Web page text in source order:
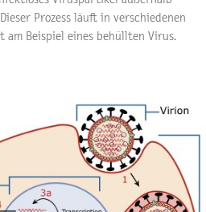
Prozess läuft in verschiedenen
Beispiel eines behüllten Virus.